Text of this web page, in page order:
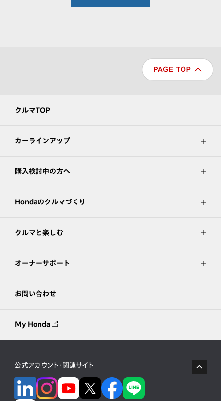
クルマTOP
カーラインアップ
購入検討中の方へ
Hondaのクルマづくり
クルマと楽しむ
オーナーサポート
お問い合わせ
My Honda
公式アカウント・関連サイト